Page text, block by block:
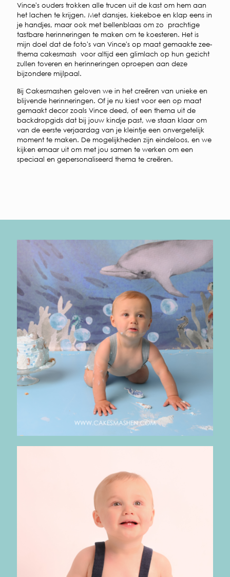
Vince's ouders trokken alle trucen uit de kast om hem aan
het lachen te krijgen. Met dansjes, kiekeboe en klap eens in
je handjes, maar ook met bellenblaas om zo prachtige
tastbare herinneringen te maken om te koesteren. Het is
mijn doel dat de foto's van Vince's op maat gemaakte zee-
thema cakesmash voor altijd een glimlach op hun gezicht
zullen toveren en herinneringen oproepen aan deze
bijzondere mijlpaal.
Bij Cakesmashen geloven we in het creëren van unieke en
blijvende herinneringen. Of je nu kiest voor een op maat
gemaakt decor zoals Vince deed, of een thema uit de
backdropgids dat bij jouw kindje past, we staan klaar om
van de eerste verjaardag van je kleintje een onvergetelijk
moment te maken. De mogelijkheden zijn eindeloos, en we
kijken ernaar uit om met jou samen te werken om een
speciaal en gepersonaliseerd thema te creëren.